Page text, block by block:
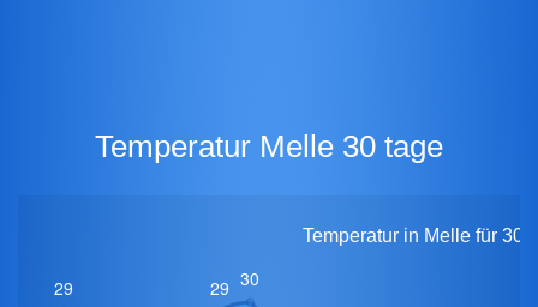
Temperatur Melle 30 tage
Temperatur in Melle für 30